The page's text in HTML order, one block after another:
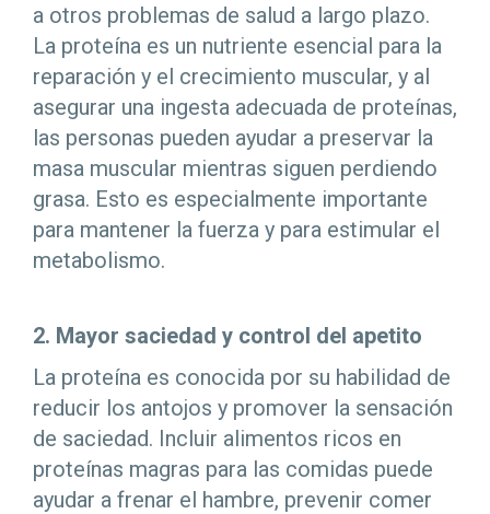
a otros problemas de salud a largo plazo.
La proteína es un nutriente esencial para la
reparación y el crecimiento muscular, y al
asegurar una ingesta adecuada de proteínas,
las personas pueden ayudar a preservar la
masa muscular mientras siguen perdiendo
grasa. Esto es especialmente importante
para mantener la fuerza y para estimular el
metabolismo.
2. Mayor saciedad y control del apetito
La proteína es conocida por su habilidad de
reducir los antojos y promover la sensación
de saciedad. Incluir alimentos ricos en
proteínas magras para las comidas puede
ayudar a frenar el hambre, prevenir comer